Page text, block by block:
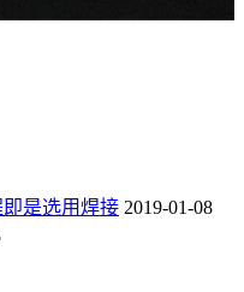
是选用焊接 2019-01-08